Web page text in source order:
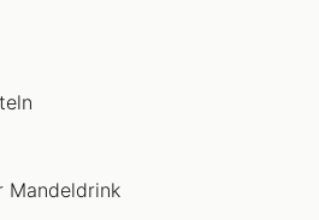
Mandeldrink